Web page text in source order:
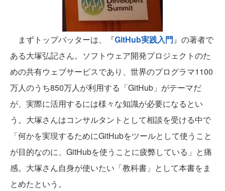
まずトップバッターは、『GitHub実践入門』の著者で
ある大塚弘記さん。ソフトウェア開発プロジェクトのた
めの共有ウェブサービスであり、世界のプログラマ1100
万人のうち850万人が利用する「GitHub」がテーマだ
が、実際に活用するには様々な知識が必要になるとい
う。大塚さんはコンサルタントとして相談を受ける中で
「何かを実現するためにGitHubをツールとして使うこと
が目的なのに、GitHubを使うことに疲弊している」と痛
感。大塚さん自身が使いたい「教科書」として本書をま
とめたという。